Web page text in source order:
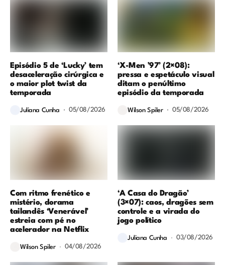
Episódio 5 de ‘Lucky’ tem
desaceleração cirúrgica e
o maior plot twist da
temporada
Juliana Cunha 05/08/2026
‘X-Men ’97’ (2×08):
pressa e espetáculo visual
ditam o penúltimo
episódio da temporada
Wilson Spiler 05/08/2026
Com ritmo frenético e
mistério, dorama
tailandês ‘Venerável’
estreia com pé no
acelerador na Netflix
Wilson Spiler 04/08/2026
‘A Casa do Dragão’
(3×07): caos, dragões sem
controle e a virada do
jogo político
Juliana Cunha 03/08/2026